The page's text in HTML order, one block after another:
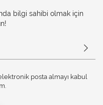
bilgi sahibi olmak için
posta almayı kabul